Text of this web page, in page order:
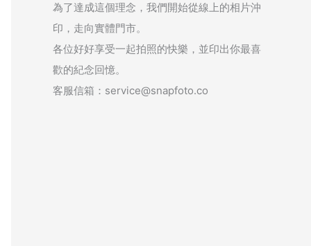
為了達成這個理念，我們開始從線上的相片沖
印，走向實體門市。
各位好好享受一起拍照的快樂，並印出你最喜
歡的紀念回憶。
客服信箱：service@snapfoto.co